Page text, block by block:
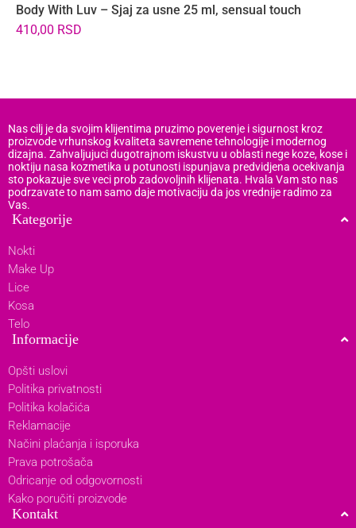
Body With Luv – Sjaj za usne 25 ml, sensual touch
410,00 RSD
Nas cilj je da svojim klijentima pruzimo poverenje i sigurnost kroz
proizvode vrhunskog kvaliteta savremene tehnologije i modernog
dizajna. Zahvaljujuci dugotrajnom iskustvu u oblasti nege koze, kose i
noktiju nasa kozmetika u potunosti ispunjava predvidjena ocekivanja
sto pokazuje sve veci prob zadovoljnih klijenata. Hvala Vam sto nas
podrzavate to nam samo daje motivaciju da jos vrednije radimo za
Vas.
Kategorije
Nokti
Make Up
Lice
Kosa
Telo
Informacije
Opšti uslovi
Politika privatnosti
Politika kolačića
Reklamacije
Načini plaćanja i isporuka
Prava potrošača
Odricanje od odgovornosti
Kako poručiti proizvode
Kontakt